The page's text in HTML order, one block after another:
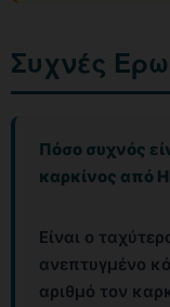
Συχνές
Πόσο συχνός
καρκίνος από
Είναι ο
ανεπτυγμένο
αριθμό τον